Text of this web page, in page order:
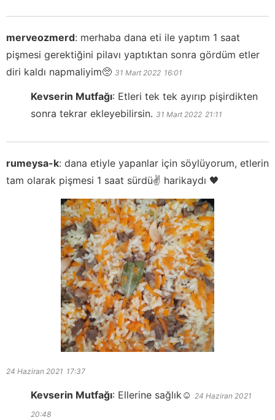
merveozmerd: merhaba dana eti ile yaptım 1 saat
pişmesi gerektiğini pilavı yaptıktan sonra gördüm etler
diri kaldı napmaliyim🥺 31 Mart 2022 16:01
Kevserin Mutfağı: Etleri tek tek ayırıp pişirdikten
sonra tekrar ekleyebilirsin. 31 Mart 2022 21:11
rumeysa-k: dana etiyle yapanlar için söylüyorum, etlerin
tam olarak pişmesi 1 saat sürdü✌ harikaydı 🖤
24 Haziran 2021 17:37
Kevserin Mutfağı: Ellerine sağlık☺️ 24 Haziran 2021
20:48